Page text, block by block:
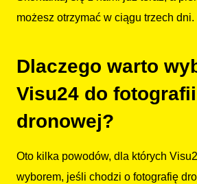
możesz otrzymać w ciągu trzech dni.
Dlaczego warto
Visu24 do fotografii
dronowej?
Oto kilka powodów, dla których
wyborem, jeśli chodzi o fotografię